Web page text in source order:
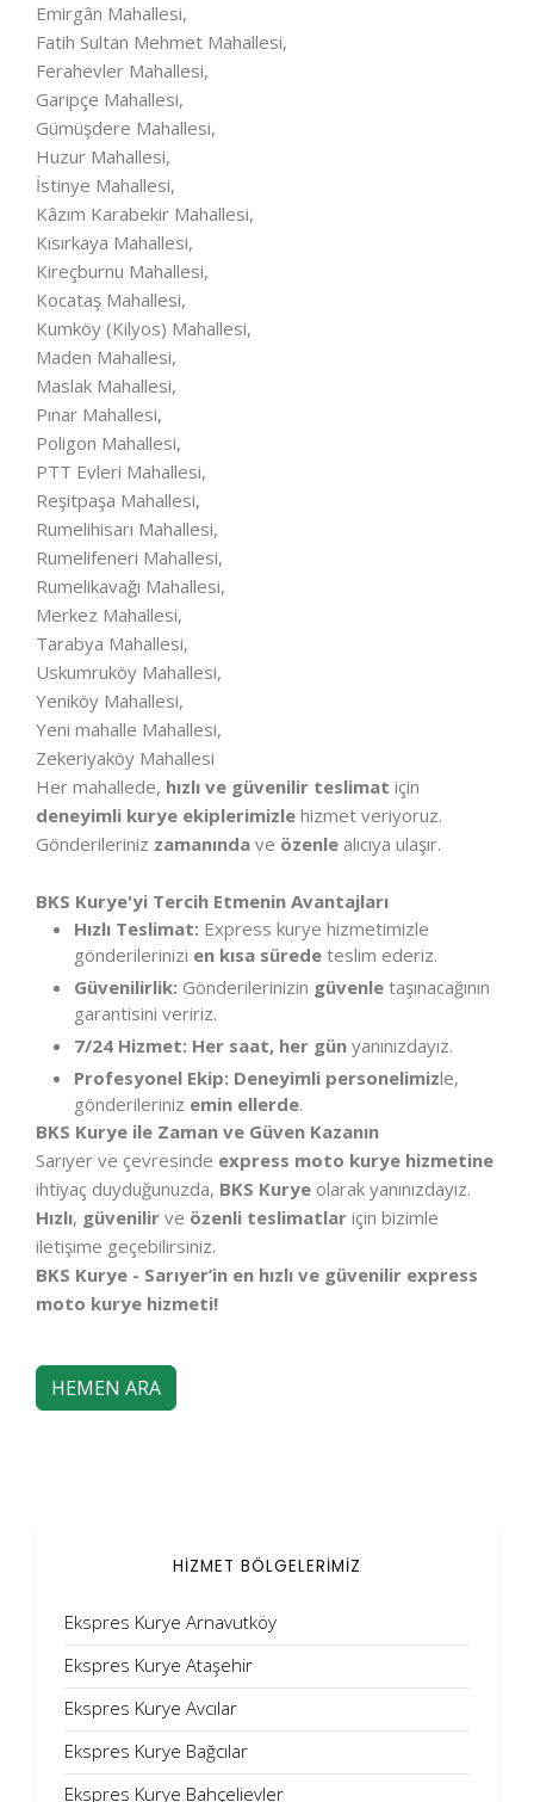
Emirgân Mahallesi,
Fatih Sultan Mehmet Mahallesi,
Ferahevler Mahallesi,
Garipçe Mahallesi,
Gümüşdere Mahallesi,
Huzur Mahallesi,
İstinye Mahallesi,
Kâzım Karabekir Mahallesi,
Kısırkaya Mahallesi,
Kireçburnu Mahallesi,
Kocataş Mahallesi,
Kumköy (Kilyos) Mahallesi,
Maden Mahallesi,
Maslak Mahallesi,
Pınar Mahallesi,
Poligon Mahallesi,
PTT Evleri Mahallesi,
Reşitpaşa Mahallesi,
Rumelihisarı Mahallesi,
Rumelifeneri Mahallesi,
Rumelikavağı Mahallesi,
Merkez Mahallesi,
Tarabya Mahallesi,
Uskumruköy Mahallesi,
Yeniköy Mahallesi,
Yeni mahalle Mahallesi,
Zekeriyaköy Mahallesi
Her mahallede, hızlı ve güvenilir teslimat için
deneyimli kurye ekiplerimizle hizmet veriyoruz.
Gönderileriniz zamanında ve özenle alıcıya ulaşır.
BKS Kurye'yi Tercih Etmenin Avantajları
Hızlı Teslimat: Express kurye hizmetimizle
gönderilerinizi en kısa sürede teslim ederiz.
Güvenilirlik: Gönderilerinizin güvenle taşınacağının
garantisini veririz.
7/24 Hizmet: Her saat, her gün yanınızdayız.
Profesyonel Ekip: Deneyimli personelimizle,
gönderileriniz emin ellerde.
BKS Kurye ile Zaman ve Güven Kazanın
Sarıyer ve çevresinde express moto kurye hizmetine
ihtiyaç duyduğunuzda, BKS Kurye olarak yanınızdayız.
Hızlı, güvenilir ve özenli teslimatlar için bizimle
iletişime geçebilirsiniz.
BKS Kurye - Sarıyer’in en hızlı ve güvenilir express
moto kurye hizmeti!
HEMEN ARA
HİZMET BÖLGELERİMİZ
Ekspres Kurye Arnavutköy
Ekspres Kurye Ataşehir
Ekspres Kurye Avcılar
Ekspres Kurye Bağcılar
Ekspres Kurye Bahçelievler